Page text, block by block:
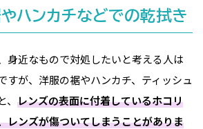
やハンカチなどでの乾拭き
身近なもので対処したいと考える人は
すが、洋服の裾やハンカチ、ティッシュ
レンズの表面に付着しているホコリ
レンズが傷ついてしまうことがありま